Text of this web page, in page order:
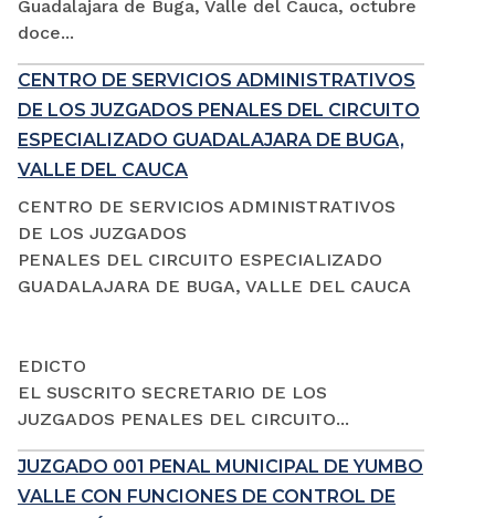
Guadalajara de Buga, Valle del Cauca, octubre
doce...
CENTRO DE SERVICIOS ADMINISTRATIVOS
DE LOS JUZGADOS PENALES DEL CIRCUITO
ESPECIALIZADO GUADALAJARA DE BUGA,
VALLE DEL CAUCA
CENTRO DE SERVICIOS ADMINISTRATIVOS
DE LOS JUZGADOS
PENALES DEL CIRCUITO ESPECIALIZADO
GUADALAJARA DE BUGA, VALLE DEL CAUCA
EDICTO
EL SUSCRITO SECRETARIO DE LOS
JUZGADOS PENALES DEL CIRCUITO...
JUZGADO 001 PENAL MUNICIPAL DE YUMBO
VALLE CON FUNCIONES DE CONTROL DE